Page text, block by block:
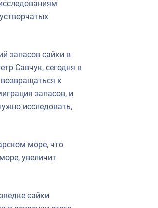
запасов сайки в
Савчук, сегодня в
к
запасов, и
исследовать,
море, что
увеличит
сайки